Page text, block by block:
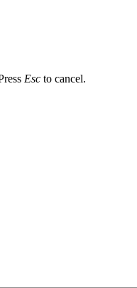
Esc to cancel.